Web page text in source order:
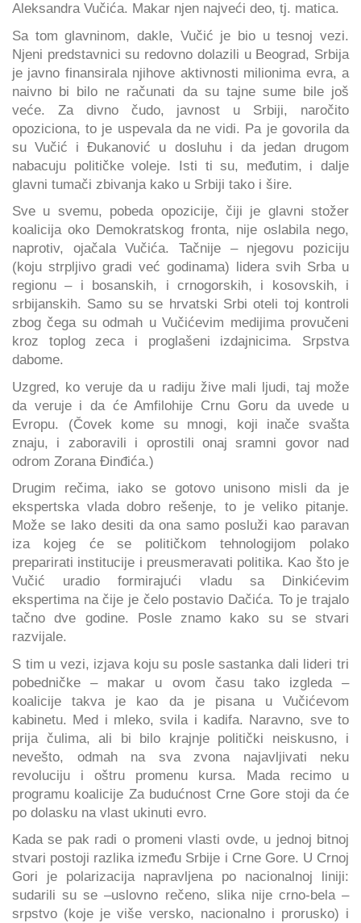
Aleksandra Vučića. Makar njen najveći deo, tj. matica.
Sa tom glavninom, dakle, Vučić je bio u tesnoj vezi.
Njeni predstavnici su redovno dolazili u Beograd, Srbija
je javno finansirala njihove aktivnosti milionima evra, a
naivno bi bilo ne računati da su tajne sume bile još
veće. Za divno čudo, javnost u Srbiji, naročito
opoziciona, to je uspevala da ne vidi. Pa je govorila da
su Vučić i Đukanović u dosluhu i da jedan drugom
nabacuju političke voleje. Isti ti su, međutim, i dalje
glavni tumači zbivanja kako u Srbiji tako i šire.
Sve u svemu, pobeda opozicije, čiji je glavni stožer
koalicija oko Demokratskog fronta, nije oslabila nego,
naprotiv, ojačala Vučića. Tačnije – njegovu poziciju
(koju strpljivo gradi već godinama) lidera svih Srba u
regionu – i bosanskih, i crnogorskih, i kosovskih, i
srbijanskih. Samo su se hrvatski Srbi oteli toj kontroli
zbog čega su odmah u Vučićevim medijima provučeni
kroz toplog zeca i proglašeni izdajnicima. Srpstva
dabome.
Uzgred, ko veruje da u radiju žive mali ljudi, taj može
da veruje i da će Amfilohije Crnu Goru da uvede u
Evropu. (Čovek kome su mnogi, koji inače svašta
znaju, i zaboravili i oprostili onaj sramni govor nad
odrom Zorana Đinđića.)
Drugim rečima, iako se gotovo unisono misli da je
ekspertska vlada dobro rešenje, to je veliko pitanje.
Može se lako desiti da ona samo posluži kao paravan
iza kojeg će se političkom tehnologijom polako
preparirati institucije i preusmeravati politika. Kao što je
Vučić uradio formirajući vladu sa Dinkićevim
ekspertima na čije je čelo postavio Dačića. To je trajalo
tačno dve godine. Posle znamo kako su se stvari
razvijale.
S tim u vezi, izjava koju su posle sastanka dali lideri tri
pobedničke – makar u ovom času tako izgleda –
koalicije takva je kao da je pisana u Vučićevom
kabinetu. Med i mleko, svila i kadifa. Naravno, sve to
prija čulima, ali bi bilo krajnje politički neiskusno, i
nevešto, odmah na sva zvona najavljivati neku
revoluciju i oštru promenu kursa. Mada recimo u
programu koalicije Za budućnost Crne Gore stoji da će
po dolasku na vlast ukinuti evro.
Kada se pak radi o promeni vlasti ovde, u jednoj bitnoj
stvari postoji razlika između Srbije i Crne Gore. U Crnoj
Gori je polarizacija napravljena po nacionalnoj liniji:
sudarili su se –uslovno rečeno, slika nije crno-bela –
srpstvo (koje je više versko, nacionalno i prorusko) i